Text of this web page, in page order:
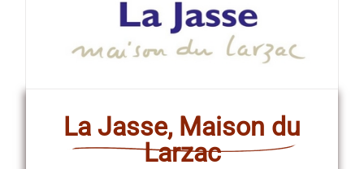
La Jasse, Maison du
Larzac